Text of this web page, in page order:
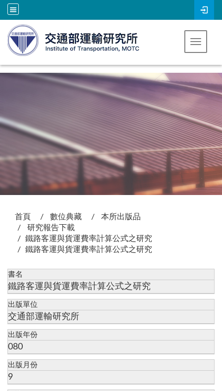
跳到主要內容
Toggle
首頁 數位典藏
本所出版品
研究報告下載
鐵路客運與貨運費率計算公式之研究
鐵路客運與貨運費率計算公式之研究
書名
鐵路客運與貨運費率計算公式之研究
出版單位
交通部運輸研究所
出版年份
080
出版月份
9